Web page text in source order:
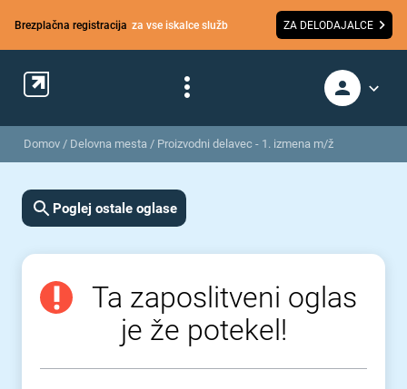
Brezplačna registracija za vse iskalce služb ZA DELODAJALCE
Domov / Delovna mesta / Proizvodni delavec - 1. izmena m/ž
Poglej ostale oglase
Ta zaposlitveni oglas
je že potekel!